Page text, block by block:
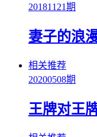
20181121期
妻子的浪
相关推荐
20200508期
王牌对王